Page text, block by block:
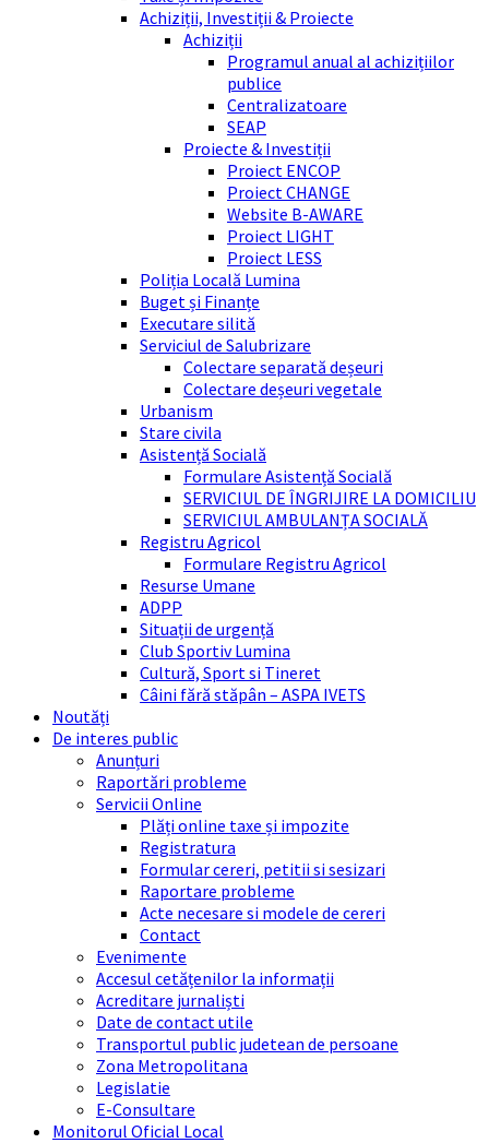
Achiziții, Investiții & Proiecte
Achiziții
Programul anual al achizițiilor
publice
Centralizatoare
SEAP
Proiecte & Investiții
Proiect ENCOP
Proiect CHANGE
Website B-AWARE
Proiect LIGHT
Proiect LESS
Poliția Locală Lumina
Buget și Finanțe
Executare silită
Serviciul de Salubrizare
Colectare separată deșeuri
Colectare deșeuri vegetale
Urbanism
Stare civila
Asistență Socială
Formulare Asistență Socială
SERVICIUL DE ÎNGRIJIRE LA DOMICILIU
SERVICIUL AMBULANȚA SOCIALĂ
Registru Agricol
Formulare Registru Agricol
Resurse Umane
ADPP
Situații de urgență
Club Sportiv Lumina
Cultură, Sport si Tineret
Câini fără stăpân – ASPA IVETS
Noutăți
De interes public
Anunțuri
Raportări probleme
Servicii Online
Plăți online taxe și impozite
Registratura
Formular cereri, petitii si sesizari
Raportare probleme
Acte necesare si modele de cereri
Contact
Evenimente
Accesul cetățenilor la informații
Acreditare jurnaliști
Date de contact utile
Transportul public judetean de persoane
Zona Metropolitana
Legislatie
E-Consultare
Monitorul Oficial Local